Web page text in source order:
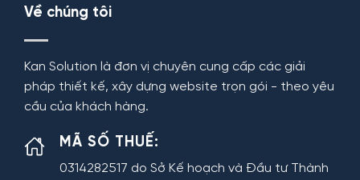
Về chúng tôi
Kan Solution là đơn vị chuyên cung cấp các giải
pháp thiết kế, xây dựng website trọn gói - theo yêu
cầu của khách hàng.
MÃ SỐ THUẾ:
0314282517 do Sở Kế hoạch và Đầu tư Thành